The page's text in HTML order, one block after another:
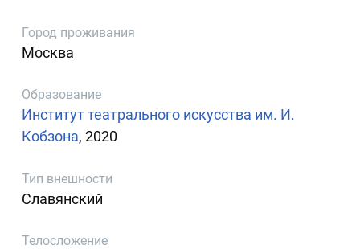
Город проживания
Москва
Образование
Институт театрального искусства им. И.
Кобзона, 2020
Тип внешности
Славянский
Телосложение